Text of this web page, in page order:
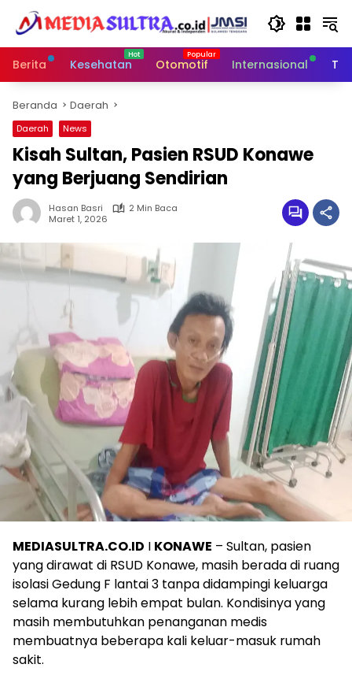
Langsung
konten
Berita
Kesehatan Otomotif Internasional
Beranda Daerah
Daerah News
Kisah Sultan, Pasien RSUD Konawe
yang Berjuang Sendirian
Hasan Basri
2 Min Baca
Maret 1, 2026
MEDIASULTRA.CO.ID I KONAWE – Sultan, pasien
yang dirawat di RSUD Konawe, masih berada di ruang
isolasi Gedung F lantai 3 tanpa didampingi keluarga
selama kurang lebih empat bulan. Kondisinya yang
masih membutuhkan penanganan medis
membuatnya beberapa kali keluar-masuk rumah
sakit.